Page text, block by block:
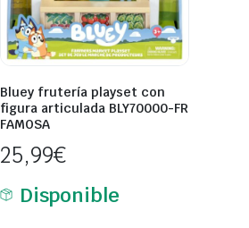
Bluey frutería playset con
figura articulada BLY70000-FR
FAMOSA
25,99€
Disponible